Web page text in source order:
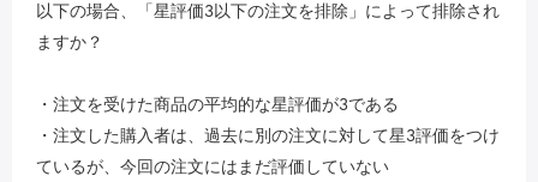
以下の場合、「星評価3以下の注文を排除」によって排除され
ますか？
・注文を受けた商品の平均的な星評価が3である
・注文した購入者は、過去に別の注文に対して星3評価をつけ
ているが、今回の注文にはまだ評価していない